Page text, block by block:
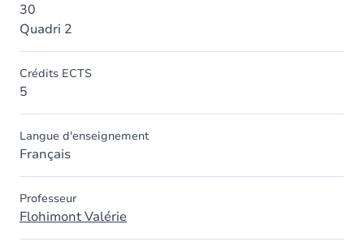
30
Quadri 2
Crédits ECTS
5
Langue d'enseignement
Français
Professeur
Flohimont Valérie